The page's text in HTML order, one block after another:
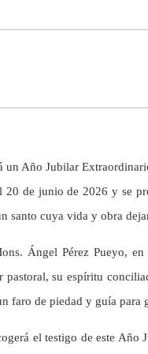
un Año Jubilar
20 de junio de 2026 y se
santo cuya vida y obra
Ángel Pérez Pueyo,
pastoral, su espíritu
faro de piedad y guía para
el testigo de este